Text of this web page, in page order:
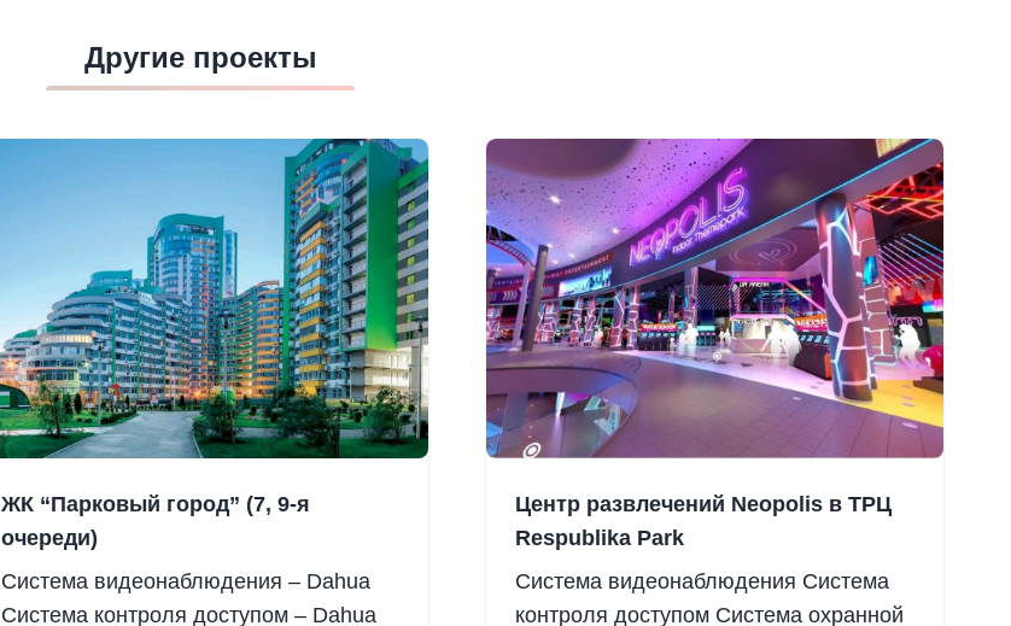
Другие проекты
ЖК “Парковый город” (7, 9-я
очереди)
Система видеонаблюдения – Dahua
Система контроля доступом – Dahua
Центр развлечений Neopolis в ТРЦ
Respublika Park
Система видеонаблюдения Система
контроля доступом Система охранной